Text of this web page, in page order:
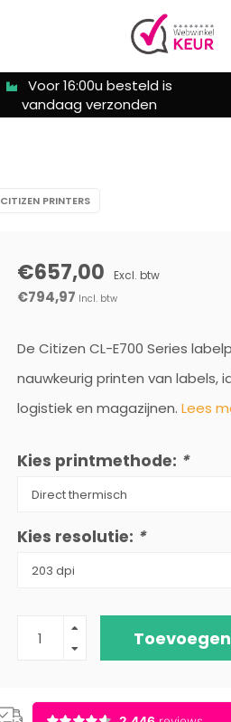
Gratis verzending vanaf €
50,00
CITIZEN PRINTERS
€657,00 Excl. btw
€794,97 Incl. btw
De Citizen CL-E700 Series
nauwkeurig printen van labels,
logistiek en magazijnen. Lees
Kies printmethode: *
Kies resolutie: *